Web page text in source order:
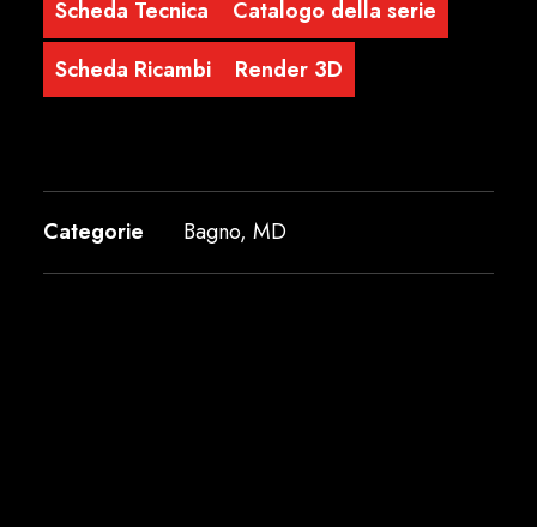
Scheda Tecnica
Catalogo della serie
Scheda Ricambi
Render 3D
Categorie Bagno, MD